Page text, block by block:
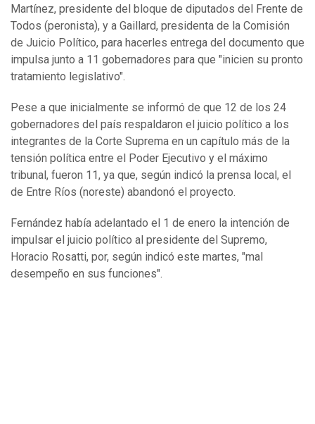
Martínez, presidente del bloque de diputados del Frente de
Todos (peronista), y a Gaillard, presidenta de la Comisión
de Juicio Político, para hacerles entrega del documento que
impulsa junto a 11 gobernadores para que "inicien su pronto
tratamiento legislativo".
Pese a que inicialmente se informó de que 12 de los 24
gobernadores del país respaldaron el juicio político a los
integrantes de la Corte Suprema en un capítulo más de la
tensión política entre el Poder Ejecutivo y el máximo
tribunal, fueron 11, ya que, según indicó la prensa local, el
de Entre Ríos (noreste) abandonó el proyecto.
Fernández había adelantado el 1 de enero la intención de
impulsar el juicio político al presidente del Supremo,
Horacio Rosatti, por, según indicó este martes, "mal
desempeño en sus funciones".